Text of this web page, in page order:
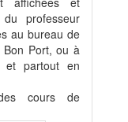
professeur
au bureau de
Bon Port, ou à
et partout en
cours de